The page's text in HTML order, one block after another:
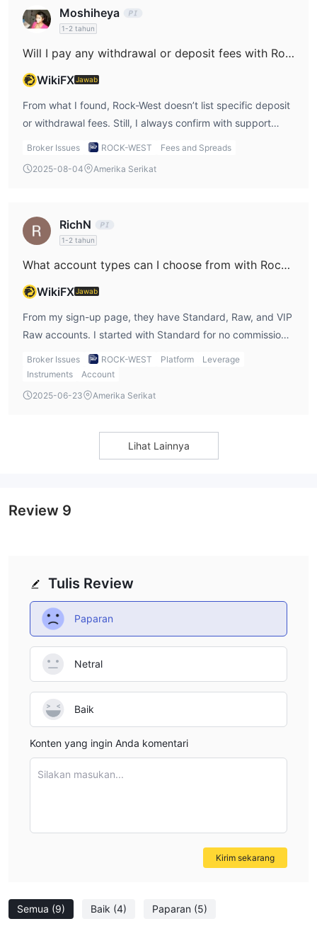
Namun, ketika berhubungan dengan akun RAW, komisinya
adalah $8 per lot.
Platform Perdagangan
Rock-West menawarkan baik
Moshiheya
1-2 tahun
Will I pay any withdrawal or deposit fees with Rock-West?
WikiFXJawab
From what I found, Rock-West doesn’t list specific deposit
or withdrawal fees. Still, I always confirm with support
before making a large transfer, just to avoid hidden
Broker Issues ROCK-WEST
Fees and Spreads
2025-08-04
Amerika Serikat
RichN
1-2 tahun
What account types can I choose from with Rock-West broker?
WikiFXJawab
From my sign-up page, they have Standard, Raw, and VIP
Raw accounts. I started with Standard for no commission
and later tested Raw for tighter spreads.
Broker Issues ROCK-WEST Platform
Leverage
Instruments
Account
2025-06-23
Amerika Serikat
Lihat Lainnya
Semua (9) Baik (4) Paparan (5)
Tulis Review
Paparan
Netral
Baik
Konten yang ingin Anda komentari
Silakan masukan...
Kirim sekarang
Review 9